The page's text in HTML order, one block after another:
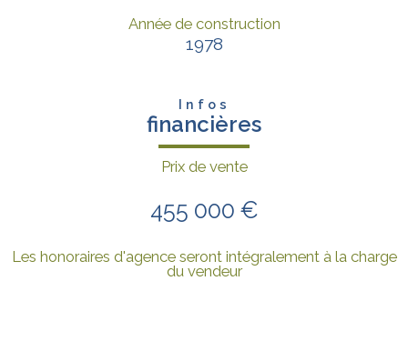
Année de construction
1978
Infos
financières
Prix de vente
455 000 €
Les honoraires d'agence seront intégralement à la charge
du vendeur